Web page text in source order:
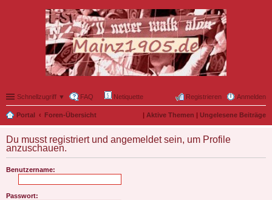
Schnellzugriff ▼ FAQ Netiquette Anmelden
Registrieren
Portal Foren-Übersicht | Aktive Themen | Ungelesene Beiträge
Du musst registriert und angemeldet sein, um Profile
anzuschauen.
Benutzername:
Passwort: